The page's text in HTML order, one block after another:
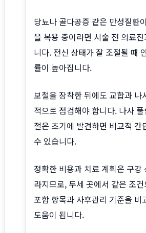
당뇨나 골다공증 같은 만성질환
을 복용 중이라면 시술 전 의료
니다. 전신 상태가 잘 조절될 때
률이 높아집니다.
보철을 장착한 뒤에도 교합과 나
적으로 점검해야 합니다. 나사
절은 초기에 발견하면 비교적 간
수 있습니다.
정확한 비용과 치료 계획은 구강
라지므로, 두세 곳에서 같은 조
포함 항목과 사후관리 기준을 비
도움이 됩니다.